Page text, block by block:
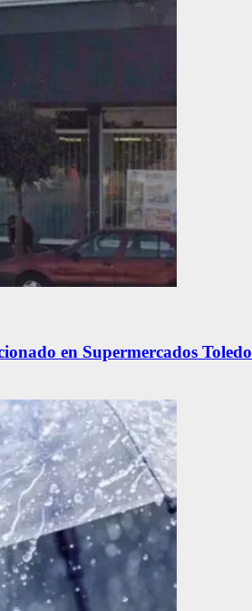
en Supermercados Toledo